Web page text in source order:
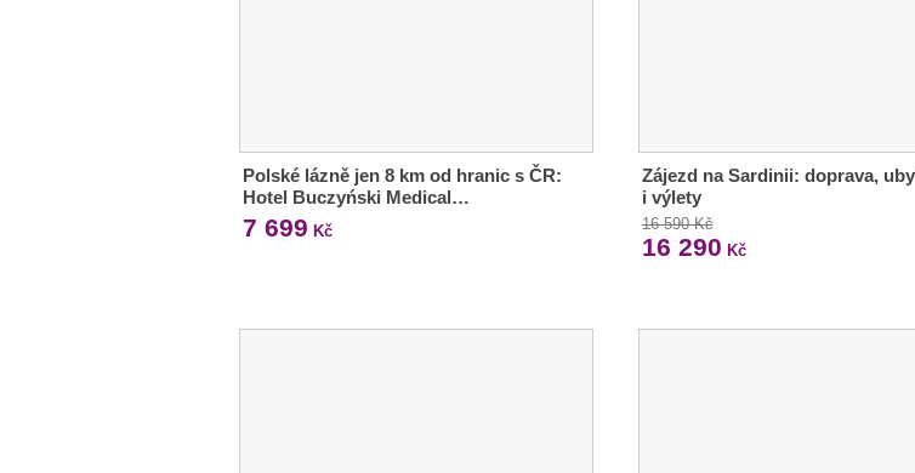
Polské lázně jen 8 km od hranic s ČR:
Hotel Buczyński Medical…
7 699 Kč
Zájezd na Sardinii: doprava,
i výlety
16 590 Kč
16 290 Kč